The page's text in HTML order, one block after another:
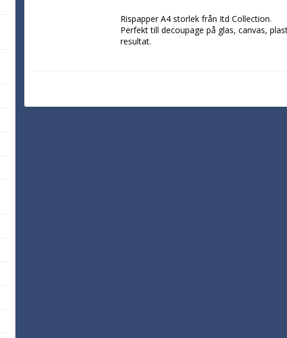
Rispapper A4 storlek från Itd Collection.
Perfekt till decoupage på glas, canvas,
resultat.